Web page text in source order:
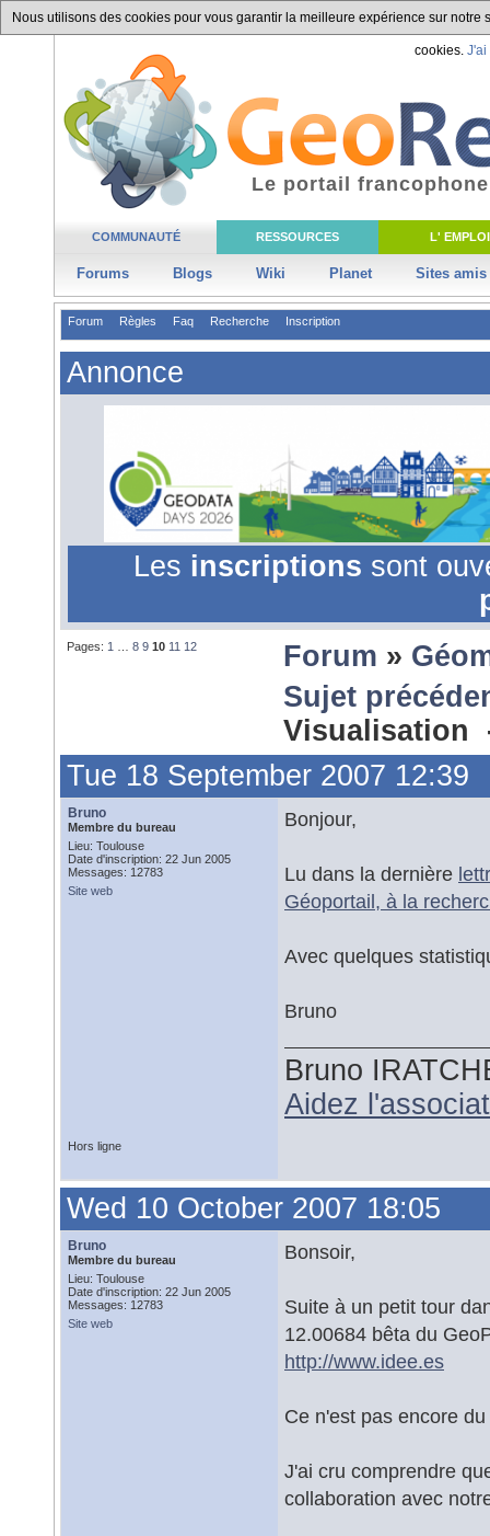
Nous utilisons des cookies pour vous garantir la meilleure expérience sur
cookies. J'ai
COMMUNAUTÉ RESSOURCES L' EMPLOI
Forums Blogs Wiki Planet Sites amis
Le portail
Forum Règles Faq Recherche Inscription
Annonce
Les inscriptions sont
Pages: 1 8 9 10 11 12 Forum »
Sujet
Tue 18 September 2007 12:39
Bruno
Membre du bureau
Lieu: Toulouse
Date d'inscription: 22 Jun 2005
Messages: 12783
Site web
Bonjour,
Lu dans la dernière
Géoportail, à la
Avec quelques
Bruno
Bruno
Aidez
Hors ligne
Wed 10 October 2007 18:05
Bruno
Membre du bureau
Lieu: Toulouse
Date d'inscription: 22 Jun 2005
Messages: 12783
Site web
Bonsoir,
Suite à un petit tour
12.00684 bêta du
http://www.idee.es
Ce n'est pas encore
J'ai cru comprendre
collaboration avec